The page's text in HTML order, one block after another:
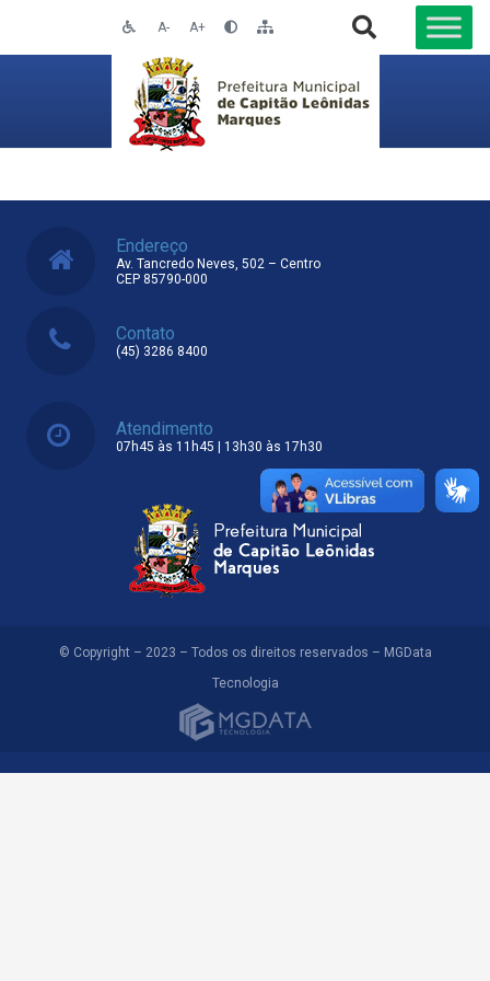
A- A+
Endereço
Av. Tancredo Neves, 502 – Centro
CEP 85790-000
Contato
(45) 3286 8400
Atendimento
07h45 às 11h45 | 13h30 às 17h30
© Copyright – 2023 – Todos os direitos reservados – MGData
Tecnologia